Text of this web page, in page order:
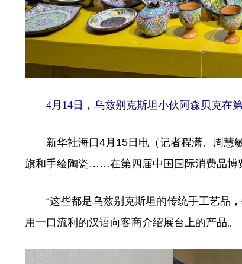
4月14日，乌兹别克斯坦小伙阿森贝克在第
新华社海口4月15日电（记者程潇、周慧
旗和手绘陶瓷……在第四届中国国际消费品博
“这些都是乌兹别克斯坦的传统手工艺品，
用一口流利的汉语向客商介绍展台上的产品。